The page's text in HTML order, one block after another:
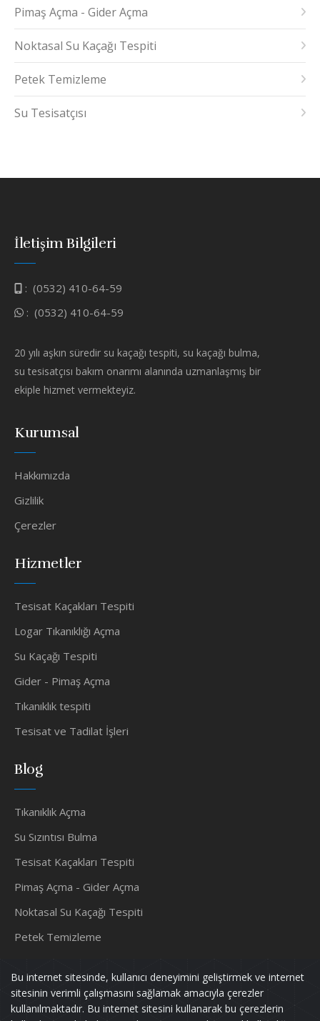
Bu internet sitesinde, kullanıcı deneyimini geliştirmek ve internet
sitesinin verimli çalışmasını sağlamak amacıyla çerezler
kullanılmaktadır. Bu internet sitesini kullanarak bu çerezlerin
Pimaş Açma - Gider Açma
Noktasal Su Kaçağı Tespiti
Petek Temizleme
Su Tesisatçısı
İletişim Bilgileri
: (0532) 410-64-59
: (0532) 410-64-59
20 yılı aşkın süredir su kaçağı tespiti, su kaçağı bulma,
su tesisatçısı bakım onarımı alanında uzmanlaşmış bir
ekiple hizmet vermekteyiz.
Kurumsal
Hakkımızda
Gizlilik
Çerezler
Hizmetler
Tesisat Kaçakları Tespiti
Logar Tıkanıklığı Açma
Su Kaçağı Tespiti
Gider - Pimaş Açma
Tıkanıklık tespiti
Tesisat ve Tadilat İşleri
Blog
Tıkanıklık Açma
Su Sızıntısı Bulma
Tesisat Kaçakları Tespiti
Pimaş Açma - Gider Açma
Noktasal Su Kaçağı Tespiti
Petek Temizleme